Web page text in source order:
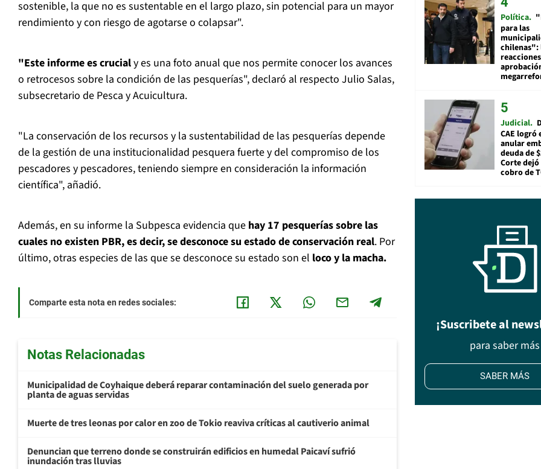
sostenible, la que no es sustentable en el largo plazo, sin potencial para un mayor
rendimiento y con riesgo de agotarse o colapsar".
"Este informe es crucialy es una foto anual que nos permite conocer los avances
o retrocesos sobre la condición de las pesquerías", declaró al respecto Julio Salas,
subsecretario de Pesca y Acuicultura.
"La conservación de los recursos y la sustentabilidad de las pesquerías depende
de la gestión de una institucionalidad pesquera fuerte y del compromiso de los
pescadores y pescadores, teniendo siempre en consideración la información
científica", añadió.
Además, en su informe la Subpesca evidencia que hay 17 pesquerías sobre las
cuales no existen PBR, es decir, se desconoce su estado de conservación real. Por
último, otras especies de las que se desconoce su estado son el loco y la macha.
Comparte esta nota en redes sociales:
Notas Relacionadas
Municipalidad de Coyhaique deberá reparar contaminación del suelo generada por
planta de aguas servidas
Muerte de tres leonas por calor en zoo de Tokio reaviva críticas al cautiverio animal
Denuncian que terreno donde se construirán edificios en humedal Paicaví sufrió
inundación tras lluvias
Política
para las
chilenas":
Judicial
CAE logró
anular
deuda de
Corte
cobro de
¡Suscribete al
para saber más
SABER MÁS